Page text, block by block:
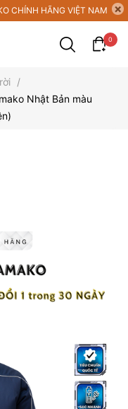
CHÍNH HÃNG VIỆT NAM
0
/
Nhật Bản màu